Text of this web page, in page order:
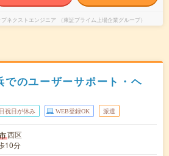
ネクストエンジニア （東証プライム上場企業グループ）
でのユーザーサポート・ヘ
祝日が休み WEB登録OK 派遣
西区
10分